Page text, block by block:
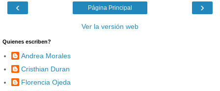
‹ ›
Página Principal
Ver la versión web
Quienes escriben?
Andrea Morales
Cristhian Duran
Florencia Ojeda